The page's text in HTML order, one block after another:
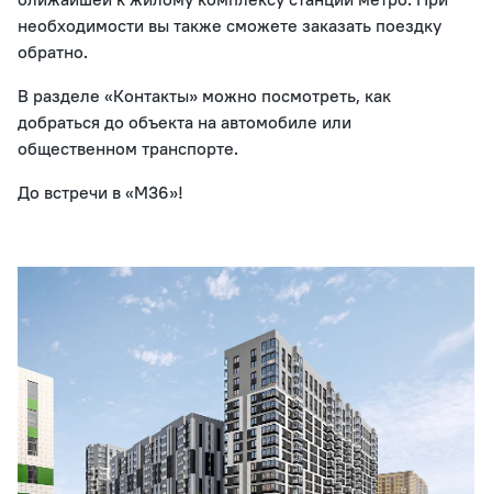
необходимости вы также сможете заказать поездку
обратно.
В разделе «Контакты» можно посмотреть, как
добраться до объекта на автомобиле или
общественном транспорте.
До встречи в «М36»!